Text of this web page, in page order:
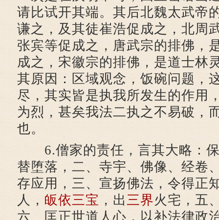
请比试开其端。其后北魏太武帝
谦之，及其徒崔浩促成之，北周
张宾等促成之，唐武宗的排佛，
成之，宋徽宗的排佛，是道士林
其原因：区域观念，饭碗问题，
尽，其实皆是执我所发生的作用
为烈，甚矣我法二执之不易破，
也。
6.僧家的责任，言其大略：保
替堕落，二、寺宇、佛像、经卷
存应用，三、宣扬佛法，令得正
人， 皈依三宝 ，出 三界火宅，五
六、匡正世道人心，以补法律政